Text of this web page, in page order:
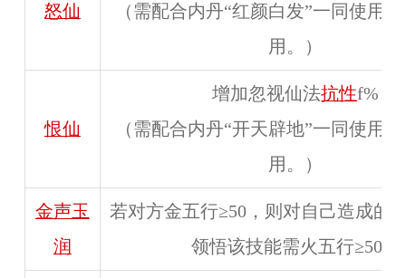
怒仙
（需配合内丹“红颜白发”一同使用
用。）
恨仙
增加忽视仙法抗性f%
（需配合内丹“开天辟地”一同使用
用。）
金声玉
润
若对方金五行≥50，则对自己造成的
领悟该技能需火五行≥50。